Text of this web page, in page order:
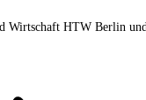
Wirtschaft HTW Berlin